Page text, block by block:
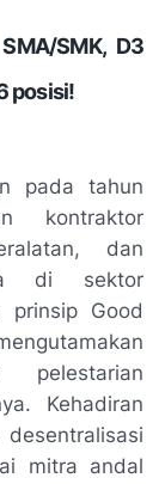
SMK, D3
posisi!
pada tahun
kontraktor
dan
di sektor
prinsip Good
pelestarian
Kehadiran
mitra andal